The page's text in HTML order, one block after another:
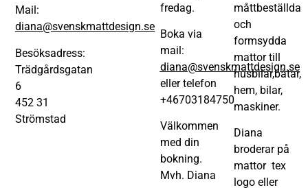
Mail:
diana@svenskmattdesign.se
Besöksadress:
Trädgårdsgatan
6
452 31
Strömstad
fredag.
Boka via
mail:
diana@svenskmattdesign.se
eller telefon
+46703184750
Välkommen
med din
bokning.
Mvh. Diana
måttbeställda
och
formsydda
mattor till
husbilar,båtar,
hem, bilar,
maskiner.
Diana
broderar på
mattor tex
logo eller